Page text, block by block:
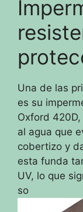
Una de las
es su
Oxford
al agua que
cobertizo y
esta funda
UV, lo que
so